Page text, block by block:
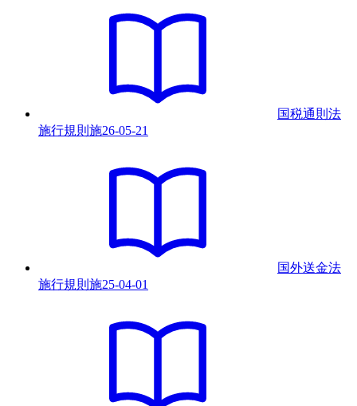
国税通則法
施行規則 施26-05-21
国外送金法
施行規則 施25-04-01